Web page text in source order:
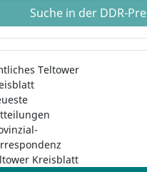
Suche in der DDR-
Teltower
Kreisblatt